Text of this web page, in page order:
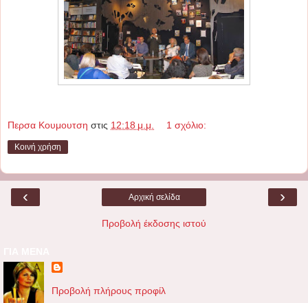
Περσα Κουμουτση στις 12:18 μ.μ. 1 σχόλιο:
Κοινή χρήση
‹ ›
Αρχική σελίδα
Προβολή έκδοσης ιστού
Προβολή πλήρους προφίλ